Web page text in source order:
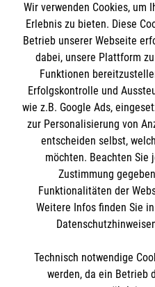
Das MBZ Westfalen
Spenden
Wir Malteser
Informationen
Downloads
Kontakt
Impressum
Datenschutz
Barrierefreiheit
Malteser online
Malteserorden
Malteser Jugend
Malteser International
Mediathek
Spendenkonto
Empfänger: Malteser
BIC: GENODED 1PA7
Soziale Netzwerke
Wir verwenden Cookies, um
Erlebnis zu bieten. Diese
Betrieb unserer Webseite
dabei, unsere Plattform
Funktionen
Erfolgskontrolle und
wie z.B. Google Ads,
zur Personalisierung von
entscheiden selbst,
möchten. Beachten Sie
Zustimmung
Funktionalitäten der
Weitere Infos finden Sie
Technisch notwendige
werden, da ein Betrieb